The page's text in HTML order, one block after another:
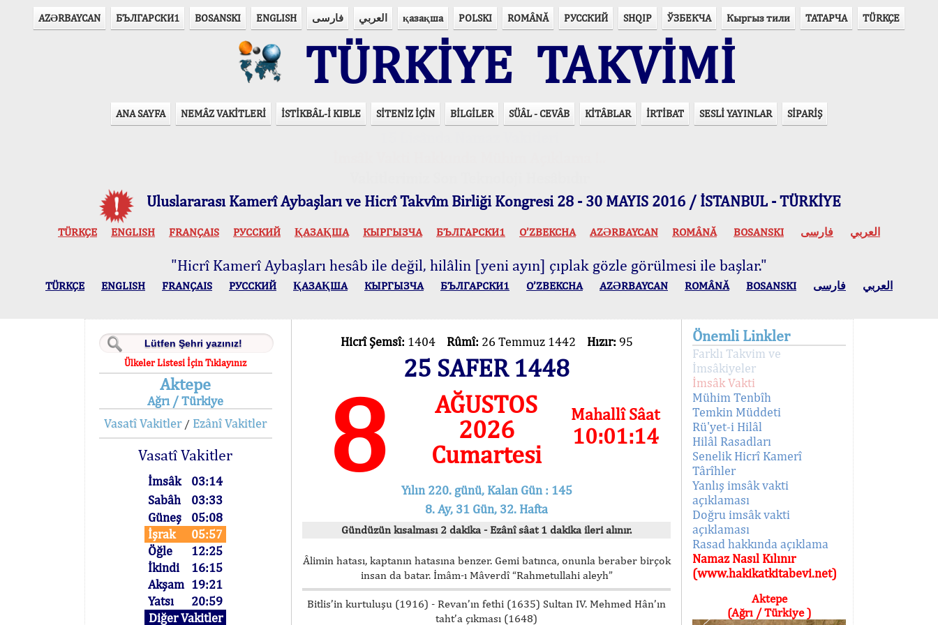
AZӘRBAYCAN БЪЛГАРСКИ1 BOSANSKI ENGLISH فارسی العربي қазақша POLSKI ROMÂNĂ РУССКИЙ SHQIP ЎЗБЕКЧА Кыргыз тили ТАТАРЧА TÜRKÇE
TÜRKİYE TAKVİMİ
ANA SAYFA NEMÂZ VAKİTLERİ İSTİKBÂL-İ KIBLE SİTENİZ İÇİN BİLGİLER SÜÂL - CEVÂB KİTÂBLAR İRTİBAT SESLİ YAYINLAR SİPARİŞ
Uluslararası Kamerî Aybaşları ve Hicrî Takvîm Birliği Kongresi 28 - 30 MAYIS 2016 / İSTANBUL - TÜRKİYE
TÜRKÇE ENGLISH FRANÇAIS РУССКИЙ ҚАЗАҚША КЫPГЫЗЧA БЪЛГАРСКИ1 O’ZBEKCHA AZӘRBAYCAN ROMÂNĂ BOSANSKI العربي فارسی
"Hicrî Kamerî Aybaşları hesâb ile değil, hilâlin [yeni ayın] çıplak gözle görülmesi ile başlar."
TÜRKÇE ENGLISH FRANÇAIS РУССКИЙ ҚАЗАҚША КЫPГЫЗЧA БЪЛГАРСКИ1 O’ZBEKCHA AZӘRBAYCAN ROMÂNĂ BOSANSKI العربي فارسی
Ülkeler Listesi İçin Tıklayınız
Aktepe
Ağrı / Türkiye
Vasatî Vakitler/ Ezânî Vakitler
Vasatî Vakitler
İmsâk
03:14
Sabâh
03:33
Güneş
05:08
İşrak
05:57
Öğle
12:25
İkindi
16:15
Akşam 19:21
Yatsı
20:59
Diğer Vakitler
Hicrî Şemsî: 1404 Rûmî: 26 Temmuz 1442 Hızır: 95
25 SAFER 1448
8
AĞUSTOS
2026
Cumartesi
Mahallî Sâat
10:01:14
Yılın 220. günü, Kalan Gün : 145
8. Ay, 31 Gün, 32. Hafta
Gündüzün kısalması 2 dakika - Ezânî sâat 1 dakika ileri alınır.
Âlimin hatası, kaptanın hatasına benzer. Gemi batınca, onunla beraber birçok
insan da batar. İmâm-ı Mâverdî “Rahmetullahi aleyh”
Bitlis’in kurtuluşu (1916) - Revan’ın fethi (1635) Sultan IV. Mehmed Hân’ın
taht’a çıkması (1648)
Önemli Linkler
Farklı Takvim ve
İmsâkiyeler
İmsâk Vakti
Mühim Tenbîh
Temkin Müddeti
Rü'yet-i Hilâl
Hilâl Rasadları
Senelik Hicrî Kamerî
Târîhler
Yanlış imsâk vakti
açıklaması
Doğru imsâk vakti
açıklaması
Rasad hakkında açıklama
Namaz Nasıl Kılınır
(www.hakikatkitabevi.net)
Aktepe
(Ağrı / Türkiye )